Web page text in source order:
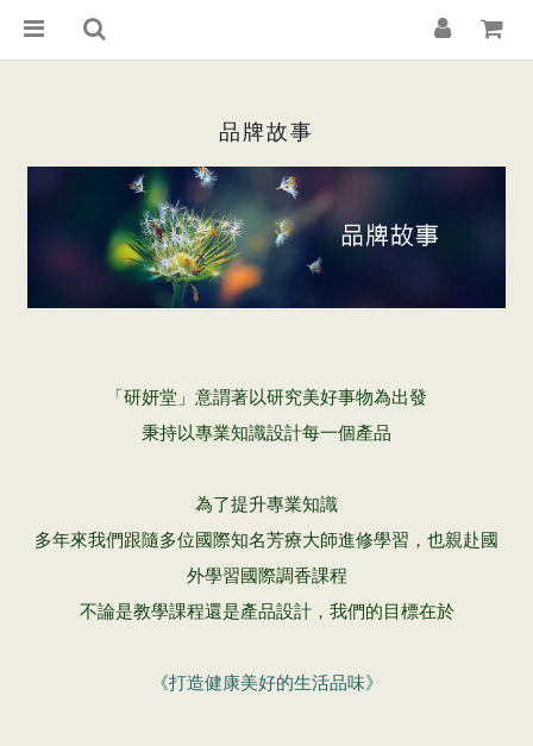
品牌故事
「研妍堂」意謂著以研究美好事物為出發
秉持以專業知識設計每一個產品
為了提升專業知識
多年來我們跟隨多位國際知名芳療大師進修學習，也親赴國
外學習國際調香課程
不論是教學課程還是產品設計，我們的目標在於
《打造健康美好的生活品味》